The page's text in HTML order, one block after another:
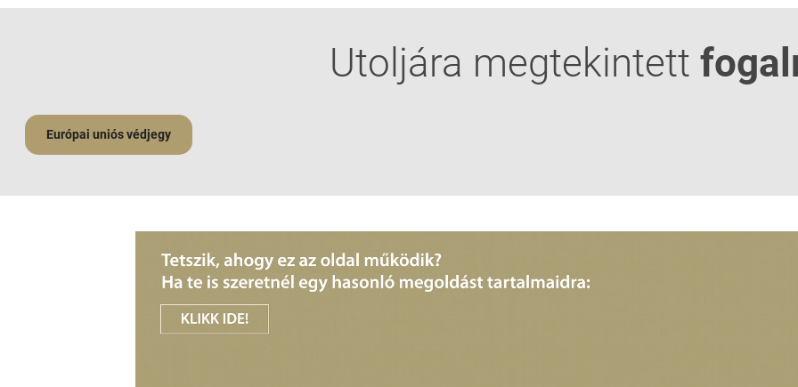
Utoljára megtekintett
Európai uniós védjegy